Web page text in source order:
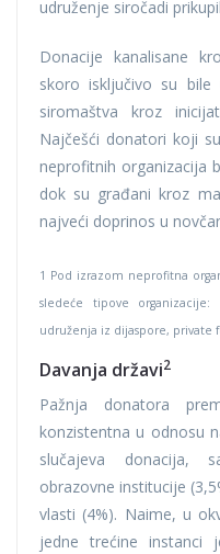
udruženje siročadi
Donacije kanalisane
skoro isključivo su
siromaštva kroz
Najčešći donatori koji
neprofitnih organizacija
dok su građani kroz
najveći doprinos u
1 Pod izrazom neprofitna
sledeće tipove organizacije:
udruženja iz dijaspore,
Davanja državi2
Pažnja donatora
konzistentna u odnosu
slučajeva donacija,
obrazovne institucije
vlasti (4%). Naime, u
jedne trećine instanci